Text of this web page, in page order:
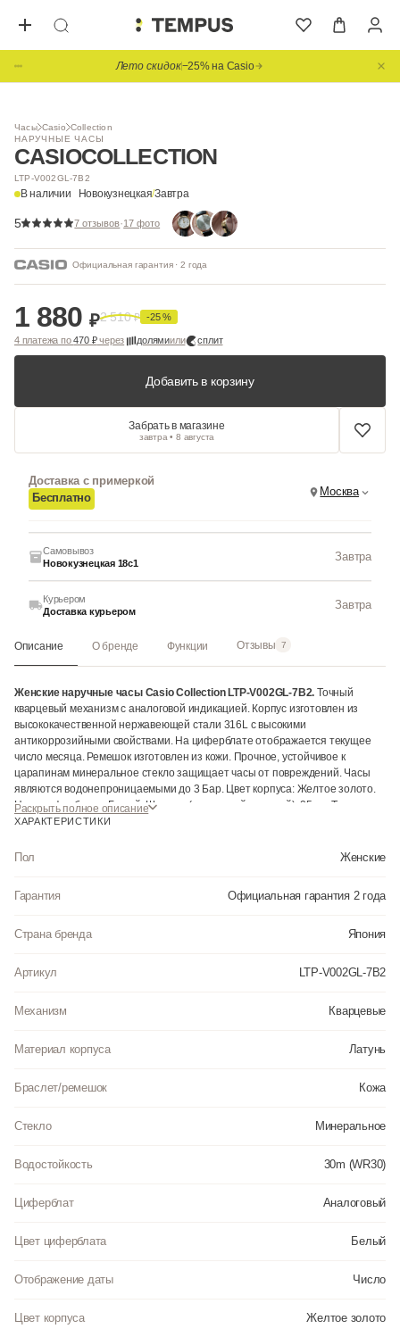
Лето скидок−25% на Casio
Часы Casio Collection
НАРУЧНЫЕ ЧАСЫ
CASIOCOLLECTION
LTP-V002GL-7B2
В наличии Новокузнецкая/Завтра
5 7 отзывов·17 фото
Официальная гарантия · 2 года
1 880 ₽2 510₽ -25 %
4 платежа по470 ₽через долямиили сплит
Добавить в корзину
Забрать в магазине
завтра • 8 августа
Доставка с примеркой
Бесплатно
Москва
Самовывоз
Новокузнецкая 18с1
Завтра
Курьером
Доставка курьером
Завтра
Описание О бренде Функции Отзывы 7
Женские наручные часы Casio Collection LTP-V002GL-7B2. Точный
кварцевый механизм с аналоговой индикацией. Корпус изготовлен из
высококачественной нержавеющей стали 316L с высокими
антикоррозийными свойствами. На циферблате отображается текущее
число месяца. Ремешок изготовлен из кожи. Прочное, устойчивое к
царапинам минеральное стекло защищает часы от повреждений. Часы
являются водонепроницаемыми до 3 Бар. Цвет корпуса: Желтое золото.
Цвет циферблата: Белый. Ширина (с заводной головкой): 25мм. Толщина:
9мм. Гарантия: 2 года.
Инструкция к Casio LTP-V002GL-7B2 на русском языке
Раскрыть полное описание
ХАРАКТЕРИСТИКИ
Пол Женские
Гарантия Официальная гарантия 2 года
Страна бренда Япония
Артикул LTP-V002GL-7B2
Механизм Кварцевые
Материал корпуса Латунь
Браслет/ремешок Кожа
Стекло Минеральное
Водостойкость 30m (WR30)
Циферблат Аналоговый
Цвет циферблата Белый
Отображение даты Число
Цвет корпуса Желтое золото